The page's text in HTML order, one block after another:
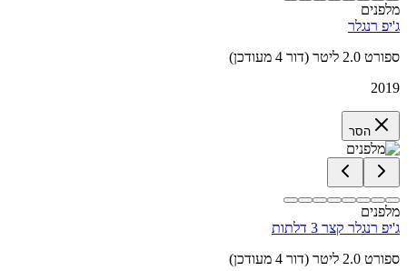
מלפנים
ג'יפ רנגלר
ספורט 2.0 ליטר (דור 4 מעודכן)
2019
הסר
מלפנים
ג'יפ רנגלר קצר 3 דלתות
ספורט 2.0 ליטר (דור 4 מעודכן)